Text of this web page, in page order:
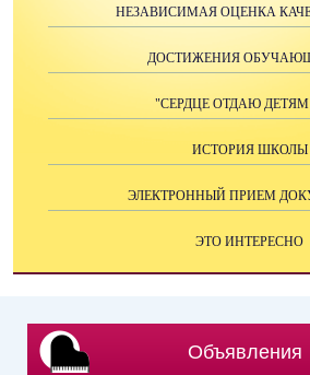
НЕЗАВИСИМАЯ ОЦЕНКА
ДОСТИЖЕНИЯ
"СЕРДЦЕ ОТДАЮ ДЕТЯМ
ИСТОРИЯ ШКОЛЫ
ЭЛЕКТРОННЫЙ ПРИЕМ
ЭТО ИНТЕРЕСНО
Объявления